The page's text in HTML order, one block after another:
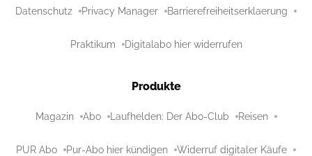
Datenschutz Privacy Manager Barrierefreiheitserklaerung
Praktikum Digitalabo hier widerrufen
Produkte
Magazin Abo Laufhelden: Der Abo-Club Reisen
PUR Abo Pur-Abo hier kündigen Widerruf digitaler Käufe